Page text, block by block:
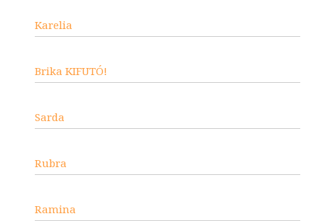
Karelia
Brika KIFUTÓ!
Sarda
Rubra
Ramina